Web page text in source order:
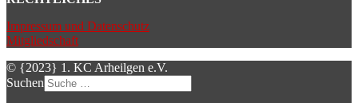
Impressum und Datenschutz
Mitgliedschaft
© {2023} 1. KC Arheilgen e.V.
Suchen